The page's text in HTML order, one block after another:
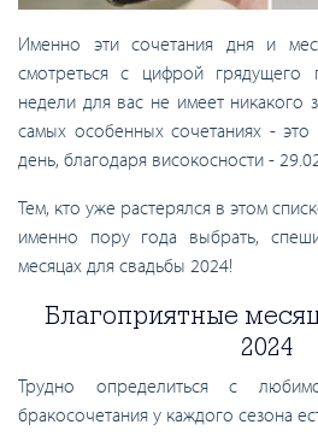
Именно эти сочетания дня и
смотреться с цифрой
недели для вас не имеет никакого
самых особенных сочетаниях -
день, благодаря високосности -
Тем, кто уже растерялся в этом
именно пору года выбрать,
месяцах для свадьбы 2024!
Благоприятные
2024
Трудно определиться с
бракосочетания у каждого сезона